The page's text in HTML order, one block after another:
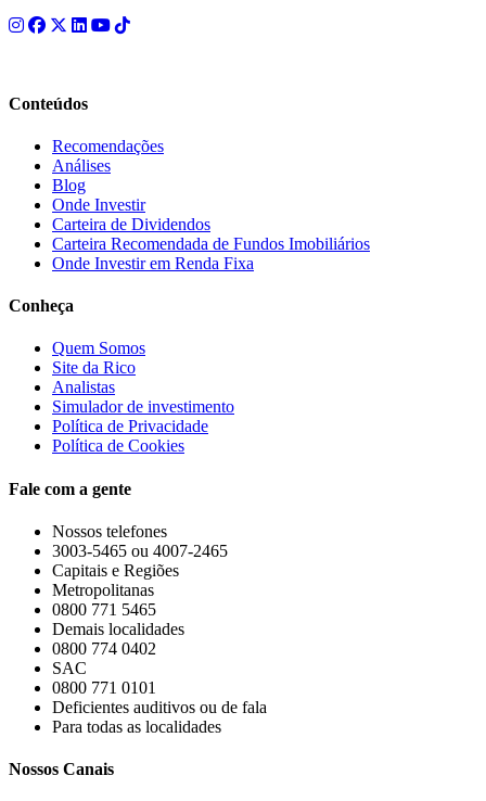
Conteúdos
Recomendações
Análises
Blog
Onde Investir
Carteira de Dividendos
Carteira Recomendada de Fundos Imobiliários
Onde Investir em Renda Fixa
Conheça
Quem Somos
Site da Rico
Analistas
Simulador de investimento
Política de Privacidade
Política de Cookies
Fale com a gente
Nossos telefones
3003-5465 ou 4007-2465
Capitais e Regiões
Metropolitanas
0800 771 5465
Demais localidades
0800 774 0402
SAC
0800 771 0101
Deficientes auditivos ou de fala
Para todas as localidades
Nossos Canais